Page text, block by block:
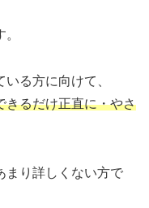
る方に向けて、
きるだけ正直に・やさ
まり詳しくない方で